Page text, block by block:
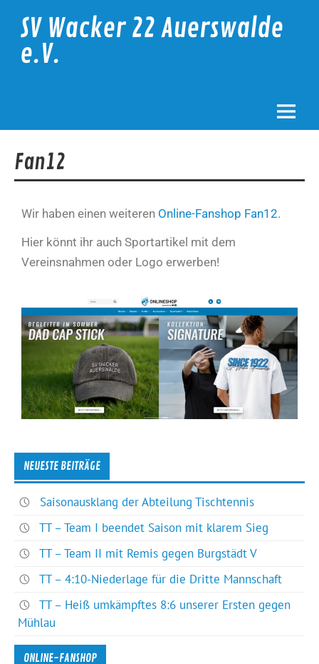
SV Wacker 22 Auerswalde
e.V.
Fan12
Wir haben einen weiteren Online-Fanshop Fan12.
Hier könnt ihr auch Sportartikel mit dem
Vereinsnahmen oder Logo erwerben!
NEUESTE BEITRÄGE
Saisonausklang der Abteilung Tischtennis
TT – Team I beendet Saison mit klarem Sieg
TT – Team II mit Remis gegen Burgstädt V
TT – 4:10-Niederlage für die Dritte Mannschaft
TT – Heiß umkämpftes 8:6 unserer Ersten gegen
Mühlau
ONLINE-FANSHOP